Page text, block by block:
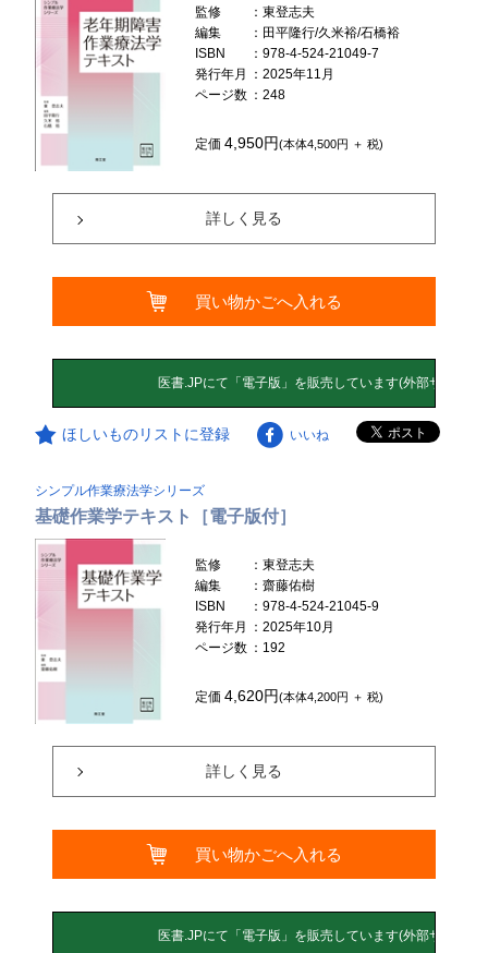
監修
：東登志夫
編集
：田平隆行/久米裕/石橋裕
ISBN
：978-4-524-21049-7
発行年月
：2025年11月
ページ数 ：248
定価4,950円(本体4,500円 ＋ 税)
詳しく見る
買い物かごへ入れる
ほしいものリストに登録 いいね
シンプル作業療法学シリーズ
基礎作業学テキスト［電子版付］
監修
：東登志夫
編集
：齋藤佑樹
ISBN
：978-4-524-21045-9
発行年月
：2025年10月
ページ数 ：192
定価4,620円(本体4,200円 ＋ 税)
詳しく見る
買い物かごへ入れる